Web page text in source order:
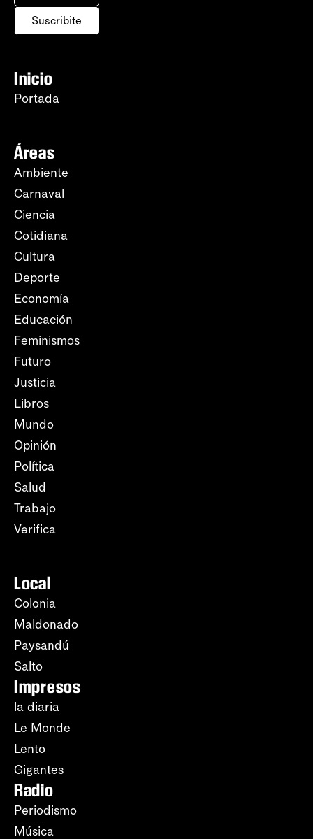
Suscribite
Inicio
Portada
Áreas
Ambiente
Carnaval
Ciencia
Cotidiana
Cultura
Deporte
Economía
Educación
Feminismos
Futuro
Justicia
Libros
Mundo
Opinión
Política
Salud
Trabajo
Verifica
Local
Colonia
Maldonado
Paysandú
Salto
Impresos
la diaria
Le Monde
Lento
Gigantes
Radio
Periodismo
Música